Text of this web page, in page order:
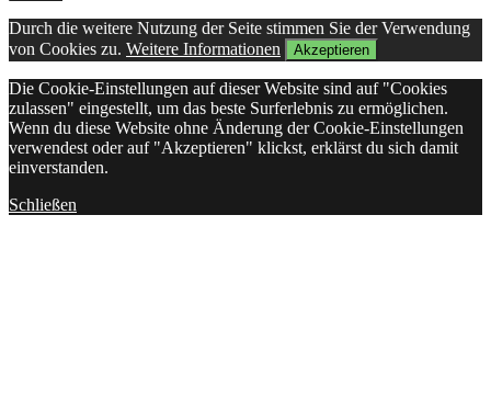
Durch die weitere Nutzung der Seite stimmen Sie der Verwendung
von Cookies zu. Weitere Informationen Akzeptieren
Die Cookie-Einstellungen auf dieser Website sind auf "Cookies
zulassen" eingestellt, um das beste Surferlebnis zu ermöglichen.
Wenn du diese Website ohne Änderung der Cookie-Einstellungen
verwendest oder auf "Akzeptieren" klickst, erklärst du sich damit
einverstanden.
Schließen